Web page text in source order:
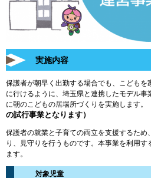
実施内容
保護者が朝早く出勤する場合でも、こども
に行けるように、埼玉県と連携したモデル事
に朝のこどもの居場所づくりを実施します。
の試行事業となります）
保護者の就業と子育ての両立を支援するため
り、見守りを行うものです。本事業を利用す
ます。
対象児童